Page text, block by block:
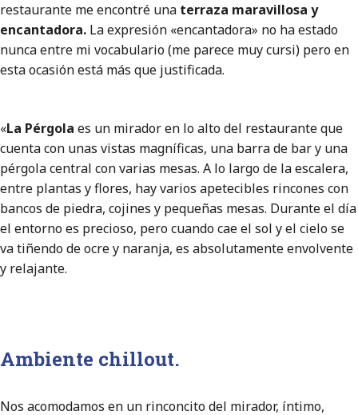
restaurante me encontré una terraza maravillosa y
encantadora. La expresión «encantadora» no ha estado
nunca entre mi vocabulario (me parece muy cursi) pero en
esta ocasión está más que justificada.
«La Pérgola es un mirador en lo alto del restaurante que
cuenta con unas vistas magníficas, una barra de bar y una
pérgola central con varias mesas. A lo largo de la escalera,
entre plantas y flores, hay varios apetecibles rincones con
bancos de piedra, cojines y pequeñas mesas. Durante el día
el entorno es precioso, pero cuando cae el sol y el cielo se
va tiñendo de ocre y naranja, es absolutamente envolvente
y relajante.
Ambiente chillout.
Nos acomodamos en un rinconcito del mirador, íntimo,